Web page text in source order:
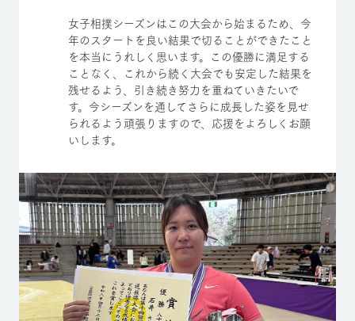
女子相撲シーズンはこの大会から始まるため、今
年のスタートを良い結果で切ることができたこと
を本当にうれしく思います。この優勝に満足する
ことなく、これから続く大会でも安定した結果を
残せるよう、引き続き努力を重ねていきたいで
す。今シーズンを通してさらに成長した姿を見せ
られるよう頑張りますので、応援をよろしくお願
いします。